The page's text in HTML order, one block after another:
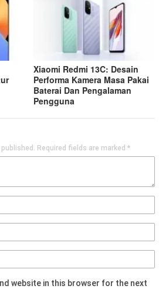
Xiaomi Redmi 13C: Desain
Performa Kamera Masa Pakai
Baterai Dan Pengalaman
Pengguna
Required fields are marked *
website in this browser for the next